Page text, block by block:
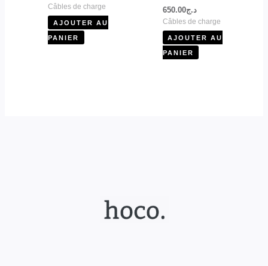
Câbles de charge
AJOUTER AU
PANIER
د.ج650.00
Câbles de charge
AJOUTER AU
PANIER